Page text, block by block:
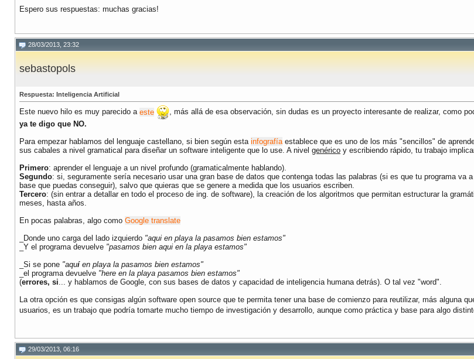
Espero sus respuestas: muchas gracias!
28/03/2013, 23:32
sebastopols
Respuesta: Inteligencia Artificial
Este nuevo hilo es muy parecido a este , más allá de esa observación, sin dudas es un proyecto interesante de realizar, como
ya te digo que NO.
Para empezar hablamos del lenguaje castellano, si bien según esta infografíaestablece que es uno de los más "sencillos" de
sus cabales a nivel gramatical para diseñar un software inteligente que lo use. A nivel genérico y escribiendo rápido, tu trabajo
Primero: aprender el lenguaje a un nivel profundo (gramaticalmente hablando).
Segundo: si, seguramente sería necesario usar una gran base de datos que contenga todas las palabras (si es que tu programa va
base que puedas conseguir), salvo que quieras que se genere a medida que los usuarios escriben.
Tercero: (sin entrar a detallar en todo el proceso de ing. de software), la creación de los algoritmos que permitan estructurar la
meses, hasta años.
En pocas palabras, algo como Google translate
_Donde uno carga del lado izquierdo "aqui en playa la pasamos bien estamos"
_Y el programa devuelve "pasamos bien aqui en la playa estamos"
_Si se pone "aquíen playa la pasamos bien estamos"
_el programa devuelve "here en la playa pasamos bien estamos"
(errores, si... y hablamos de Google, con sus bases de datos y capacidad de inteligencia humana detrás). O tal vez "word".
La otra opción es que consigas algún software open source que te permita tener una base de comienzo para reutilizar, más alguna
usuarios, es un trabajo que podría tomarte mucho tiempo de investigación y desarrollo, aunque como práctica y base para algo
29/03/2013, 06:16